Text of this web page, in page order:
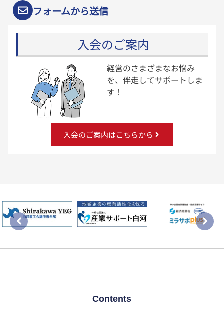
フォームから送信
入会のご案内
経営のさまざまなお悩み
を、伴走してサポートしま
す！
入会のご案内はこちらから
Contents